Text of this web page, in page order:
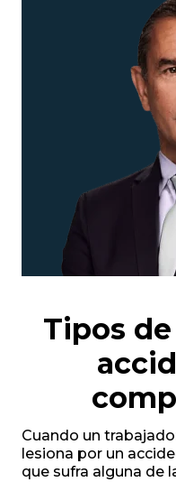
Tipos
Cuando un
lesiona por un
que sufra alguna de